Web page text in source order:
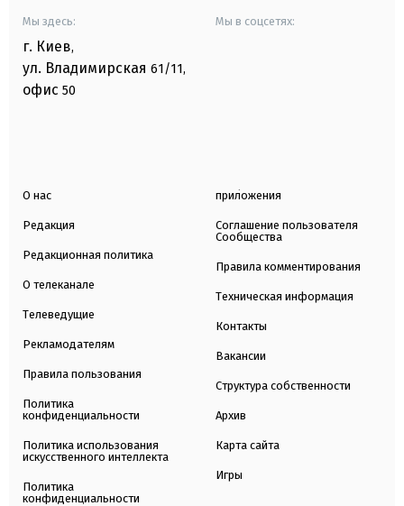
Мы здесь:
г. Киев,
ул. Владимирская 61/11,
офис 50
Мы в соцсетях:
О нас
Редакция
Редакционная политика
О телеканале
Телеведущие
Рекламодателям
Правила пользования
Политика
конфиденциальности
Политика использования
искусственного интеллекта
Политика
конфиденциальности
приложения
Соглашение пользователя
Сообщества
Правила комментирования
Техническая информация
Контакты
Вакансии
Структура собственности
Архив
Карта сайта
Игры